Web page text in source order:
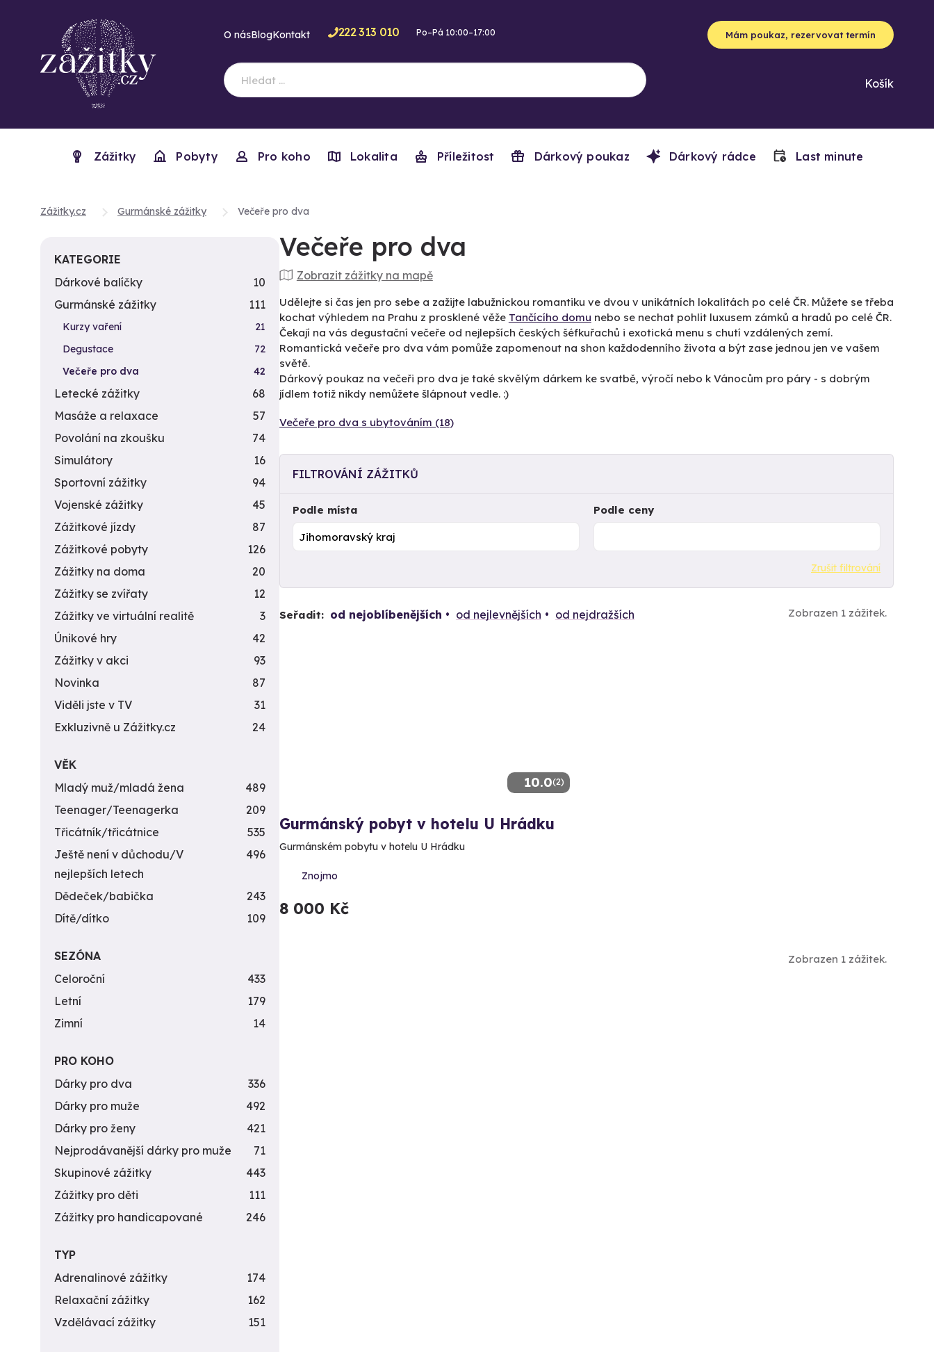
O násBlogKontakt 222 313 010 Po–Pá 10:00–17:00 Mám poukaz, rezervovat termín
Košík
Zážitky Pobyty Pro koho Lokalita Příležitost Dárkový poukaz Dárkový rádce Last minute
Zážitky.cz Gurmánské zážitky Večeře pro dva
Večeře pro dva
Zobrazit zážitky na mapě
Udělejte si čas jen pro sebe a zažijte labužnickou romantiku ve dvou v unikátních lokalitách po celé ČR. Můžete se třeba
kochat výhledem na Prahu z prosklené věže Tančícího domu nebo se nechat pohlit luxusem zámků a hradů po celé ČR.
Čekají na vás degustační večeře od nejlepších českých šéfkuřachů i exotická menu s chutí vzdálených zemí.
Romantická večeře pro dva vám pomůže zapomenout na shon každodenního života a být zase jednou jen ve vašem
světě.
Dárkový poukaz na večeři pro dva je také skvělým dárkem ke svatbě, výročí nebo k Vánocům pro páry - s dobrým
jídlem totiž nikdy nemůžete šlápnout vedle. :)
Večeře pro dva s ubytováním (18)
FILTROVÁNÍ ZÁŽITKŮ
Podle místa Podle ceny
Zrušit filtrování
Seřadit: od nejoblíbenějších od nejlevnějších od nejdražších Zobrazen 1 zážitek.
10.0(2)
Gurmánský pobyt v hotelu U Hrádku
Gurmánském pobytu v hotelu U Hrádku
Znojmo
8 000 Kč
Zobrazen 1 zážitek.
KATEGORIE
Dárkové balíčky
10
Gurmánské zážitky
111
Kurzy vaření
21
Degustace
72
Večeře pro dva
42
Letecké zážitky
68
Masáže a relaxace
57
Povolání na zkoušku
74
Simulátory
16
Sportovní zážitky
94
Vojenské zážitky
45
Zážitkové jízdy
87
Zážitkové pobyty
126
Zážitky na doma
20
Zážitky se zvířaty
12
Zážitky ve virtuální realitě
3
Únikové hry
42
Zážitky v akci
93
Novinka
87
Viděli jste v TV
31
Exkluzivně u Zážitky.cz
24
VĚK
Mladý muž/mladá žena
489
Teenager/Teenagerka
209
Třicátník/třicátnice
535
Ještě není v důchodu/V
nejlepších letech
496
Dědeček/babička
243
Dítě/dítko
109
SEZÓNA
Celoroční
433
Letní
179
Zimní
14
PRO KOHO
Dárky pro dva
336
Dárky pro muže
492
Dárky pro ženy
421
Nejprodávanější dárky pro muže
71
Skupinové zážitky
443
Zážitky pro děti
111
Zážitky pro handicapované
246
TYP
Adrenalinové zážitky
174
Relaxační zážitky
162
Vzdělávací zážitky
151